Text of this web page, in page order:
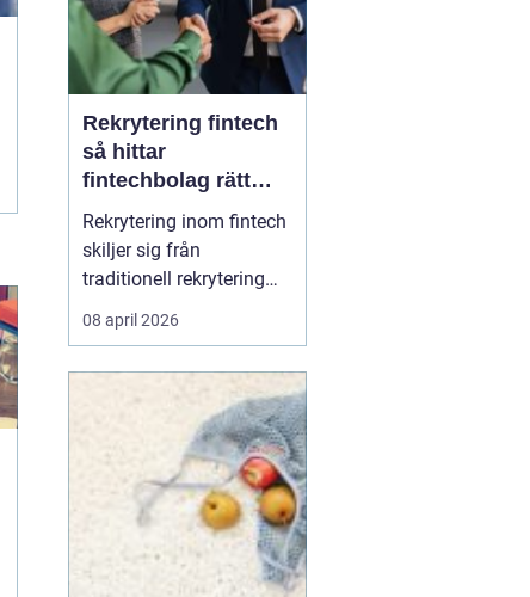
Rekrytering fintech
så hittar
fintechbolag rätt
ledare och
specialister
Rekrytering inom fintech
skiljer sig från
traditionell rekrytering
inom bank, finans eller
renodlad tech.
miljö där teknik, affär
och reglering möts och
ofta krockar.
Tillväxttakten är hög,
regelverken skärps och
konkurrens...
08 april 2026